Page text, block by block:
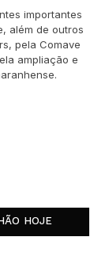
importantes
além de outros
pela Comave
ampliação e
HOJE